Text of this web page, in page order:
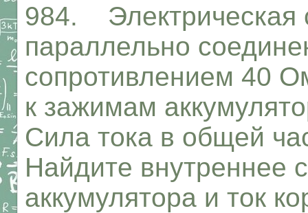
984. Электрическая
параллельно
сопротивлением 40
к зажимам
Сила тока в общей
Найдите внутреннее
аккумулятора и ток